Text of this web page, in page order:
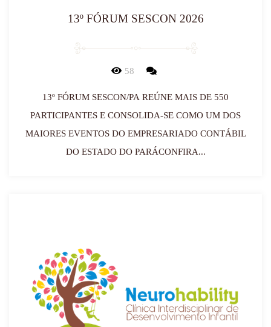
13º FÓRUM SESCON 2026
58
13º FÓRUM SESCON/PA REÚNE MAIS DE 550
PARTICIPANTES E CONSOLIDA-SE COMO UM DOS
MAIORES EVENTOS DO EMPRESARIADO CONTÁBIL
DO ESTADO DO PARÁCONFIRA...